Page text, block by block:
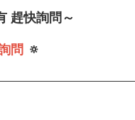
趕快詢問～
問 🔅